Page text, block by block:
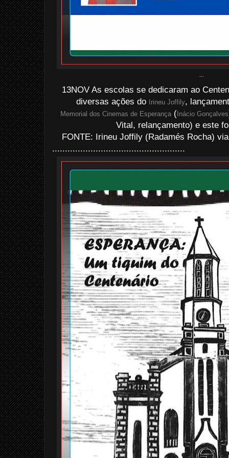
13NOV As escolas se dedicaram ao
diversas ações do
Irineu Joffily,
Memorial dos Cinemas de Esperança ( Inácio Gonçalves
Vital, relançamento) e este
FONTE: Irineu Joffily (Radamés Rocha)
....................................................